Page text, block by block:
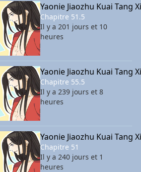
Yaonie Jiaozhu Kuai Tang
Chapitre 51.5
Il y a 201 jours et 10
heures
Yaonie Jiaozhu Kuai Tang
Chapitre 55.5
Il y a 239 jours et 8
heures
Yaonie Jiaozhu Kuai Tang
Chapitre 51
Il y a 240 jours et 1
heures